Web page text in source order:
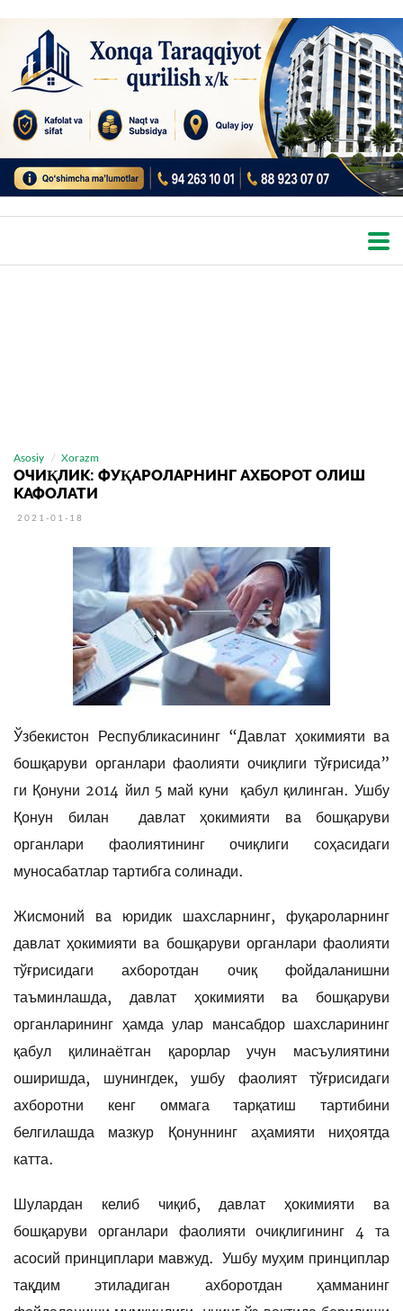
Asosiy Xorazm
ОЧИҚЛИК: ФУҚАРОЛАРНИНГ АХБОРОТ ОЛИШ
КАФОЛАТИ
2021-01-18
Ўзбекистон Республикасининг “Давлат ҳокимияти ва
бошқаруви органлари фаолияти очиқлиги тўғрисида”
ги Қонуни 2014 йил 5 май куни қабул қилинган. Ушбу
Қонун билан давлат ҳокимияти ва бошқаруви
органлари фаолиятининг очиқлиги соҳасидаги
муносабатлар тартибга солинади.
Жисмоний ва юридик шахсларнинг, фуқароларнинг
давлат ҳокимияти ва бошқаруви органлари фаолияти
тўғрисидаги ахборотдан очиқ фойдаланишни
таъминлашда, давлат ҳокимияти ва бошқаруви
органларининг ҳамда улар мансабдор шахсларининг
қабул қилинаётган қарорлар учун масъулиятини
оширишда, шунингдек, ушбу фаолият тўғрисидаги
ахборотни кенг оммага тарқатиш тартибини
белгилашда мазкур Қонуннинг аҳамияти ниҳоятда
катта.
Шулардан келиб чиқиб, давлат ҳокимияти ва
бошқаруви органлари фаолияти очиқлигининг 4 та
асосий принциплари мавжуд. Ушбу муҳим принциплар
тақдим этиладиган ахборотдан ҳамманинг